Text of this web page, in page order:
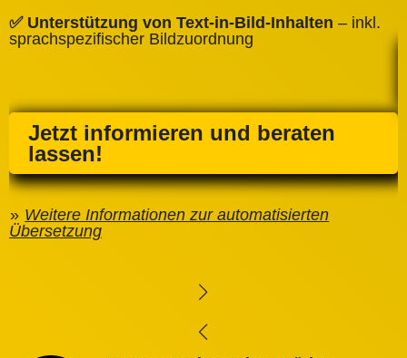
✅ Unterstützung von Text‑in‑Bild‑Inhalten – inkl.
sprachspezifischer Bildzuordnung
Jetzt informieren und beraten
lassen!
Weitere Informationen zur automatisierten
Übersetzung